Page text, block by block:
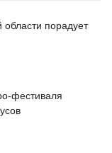
порадует
фестиваля